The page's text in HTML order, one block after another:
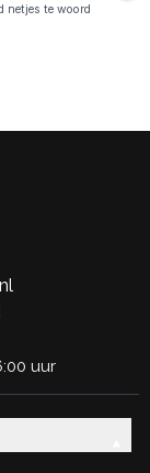
netjes te woord
uur